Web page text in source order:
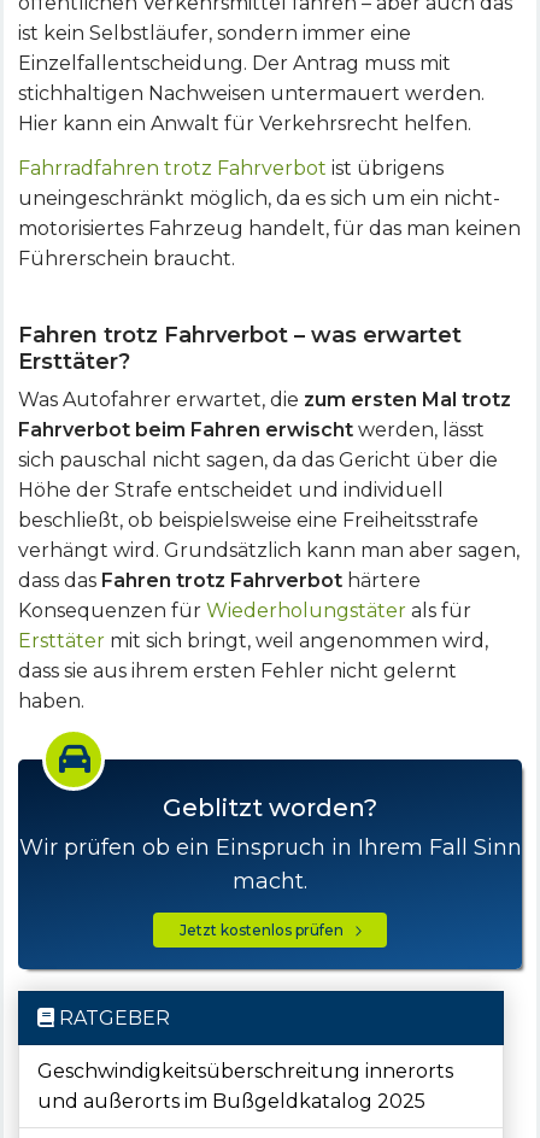
ist kein Selbstläufer, sondern immer eine
Einzelfallentscheidung. Der Antrag muss mit
stichhaltigen Nachweisen untermauert werden.
Hier kann ein Anwalt für Verkehrsrecht helfen.
Fahrradfahren trotz Fahrverbot ist übrigens
uneingeschränkt möglich, da es sich um ein nicht-
motorisiertes Fahrzeug handelt, für das man keinen
Führerschein braucht.
Fahren trotz Fahrverbot – was erwartet
Ersttäter?
Was Autofahrer erwartet, die zum ersten Mal trotz
Fahrverbot beim Fahren erwischt werden, lässt
sich pauschal nicht sagen, da das Gericht über die
Höhe der Strafe entscheidet und individuell
beschließt, ob beispielsweise eine Freiheitsstrafe
verhängt wird. Grundsätzlich kann man aber sagen,
dass das Fahren trotz Fahrverbot härtere
Konsequenzen für Wiederholungstäter als für
Ersttäter mit sich bringt, weil angenommen wird,
dass sie aus ihrem ersten Fehler nicht gelernt
haben.
Geblitzt worden?
Wir prüfen ob ein Einspruch in Ihrem Fall Sinn
macht.
Jetzt kostenlos prüfen
RATGEBER
Geschwindigkeitsüberschreitung innerorts
und außerorts im Bußgeldkatalog 2025